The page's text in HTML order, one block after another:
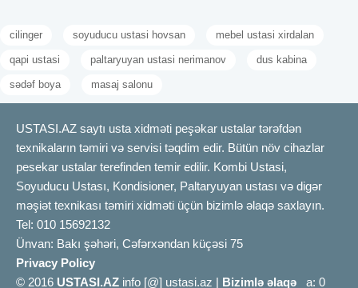
cilinger soyuducu ustasi hovsan mebel ustasi xirdalan
qapi ustasi paltaryuyan ustasi nerimanov dus kabina
sədəf boya masaj salonu
USTASI.AZ saytı usta xidməti peşəkar ustalar tərəfdən
texnikaların təmiri və servisi təqdim edir. Bütün növ cihazlar
pesekar ustalar terefinden temir edilir. Kombi Ustasi,
Soyuducu Ustası, Kondisioner, Paltaryuyan ustası və digər
məşiət texnikası təmiri xidməti üçün bizimlə əlaqə saxlayın.
Tel: 010 15692132
Ünvan: Bakı şəhəri, Cəfərxəndan küçəsi 75
Privacy Policy
© 2016 USTASI.AZ info [@] ustasi.az | Bizimlə əlaqə a: 0